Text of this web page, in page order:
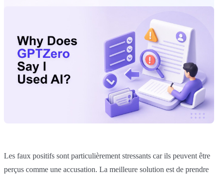
Les faux positifs sont particulièrement stressants car ils peuvent être
perçus comme une accusation. La meilleure solution est de prendre